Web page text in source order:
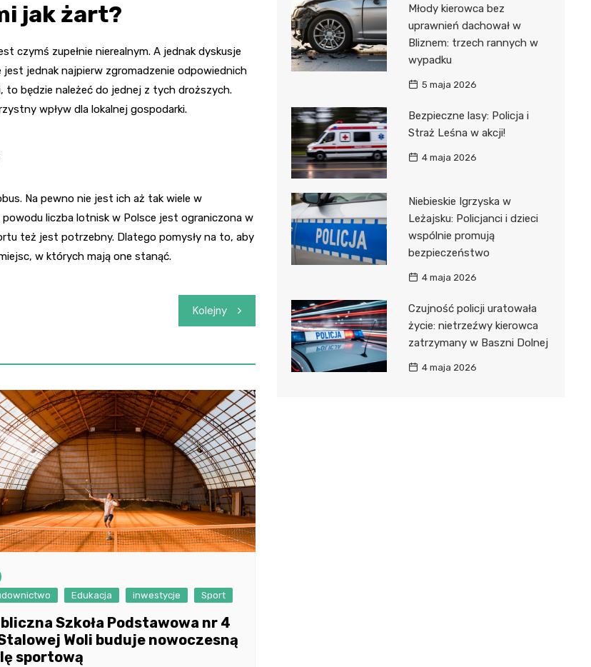
jak żart?
czymś zupełnie nierealnym. A jednak dyskusje
jednak najpierw zgromadzenie odpowiednich
będzie należeć do jednej z tych droższych.
wpływ dla lokalnej gospodarki.
Na pewno nie jest ich aż tak wiele w
liczba lotnisk w Polsce jest ograniczona w
też jest potrzebny. Dlatego pomysły na to, aby
w których mają one stanąć.
Kolejny
Edukacja inwestycje Sport
Szkoła Podstawowa nr 4
Woli buduje nowoczesną
sportową
Młody kierowca bez
uprawnień dachował w
Bliznem: trzech rannych w
wypadku
5 maja 2026
Bezpieczne lasy: Policja i
Straż Leśna w akcji!
4 maja 2026
Niebieskie Igrzyska w
Leżajsku: Policjanci i dzieci
wspólnie promują
bezpieczeństwo
4 maja 2026
Czujność policji uratowała
życie: nietrzeźwy kierowca
zatrzymany w Baszni Dolnej
4 maja 2026